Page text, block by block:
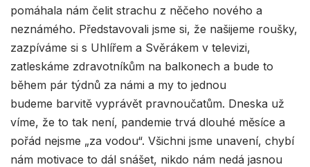
pomáhala nám čelit strachu z něčeho nového a
neznámého. Představovali jsme si, že našijeme roušky,
zazpíváme si s Uhlířem a Svěrákem v televizi,
zatleskáme zdravotníkům na balkonech a bude to
během pár týdnů za námi a my to jednou
budeme barvitě vyprávět pravnoučatům. Dneska už
víme, že to tak není, pandemie trvá dlouhé měsíce a
pořád nejsme „za vodou“. Všichni jsme unavení, chybí
nám motivace to dál snášet, nikdo nám nedá jasnou